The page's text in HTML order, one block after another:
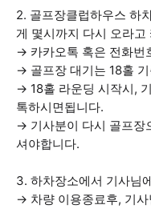
2. 골프장클럽하우스 하
게 몇시까지 다시 오라
→ 카카오톡 혹은 전화번
→ 골프장 대기는 18홀
→ 18홀 라운딩 시작시,
톡하시면됩니다.
→ 기사분이 다시 골프장
셔야합니다.
3. 하차장소에서 기사님
→ 차량 이용종료후, 기